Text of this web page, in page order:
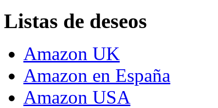
Listas de deseos
Amazon UK
Amazon en España
Amazon USA